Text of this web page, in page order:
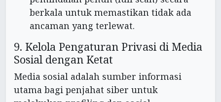
berkala untuk memastikan tidak ada
ancaman yang terlewat.
9. Kelola Pengaturan Privasi di Media
Sosial dengan Ketat
Media sosial adalah sumber informasi
utama bagi penjahat siber untuk